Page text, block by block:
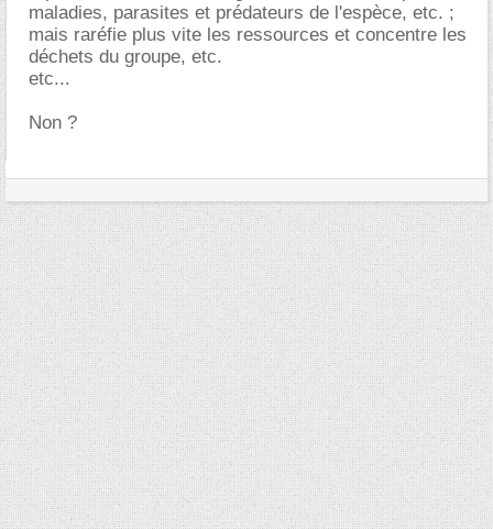
maladies, parasites et prédateurs de l'espèce, etc. ;
mais raréfie plus vite les ressources et concentre les
déchets du groupe, etc.
etc...
Non ?